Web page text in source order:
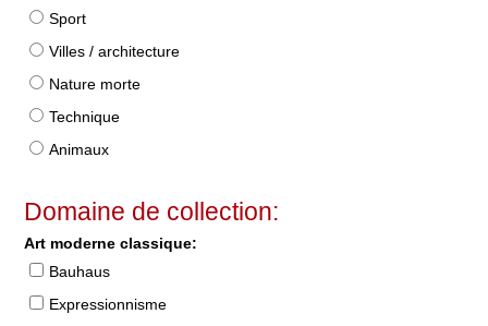
Sport
Villes / architecture
Nature morte
Technique
Animaux
Domaine de collection:
Art moderne classique:
Bauhaus
Expressionnisme